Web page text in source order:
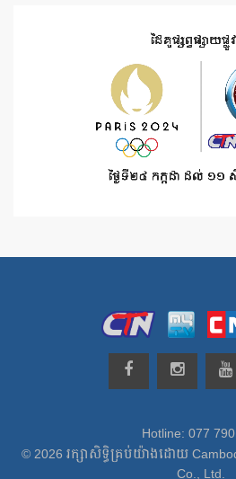
Hotline: 077
© 2026 រក្សាសិទ្ធិគ្រប់យ៉ាងដោយ